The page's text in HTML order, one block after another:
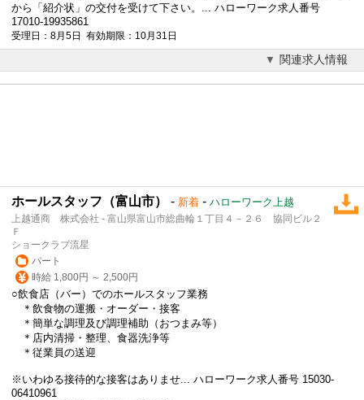
から「紹介状」の交付を受けて下さい。... ハローワーク求人番号
17010-19935861
受理日：8月5日 有効期限：10月31日
関連求人情報
ホールスタッフ（富山市） - 新着 - ハローワーク上越
上越通商 株式会社 - 富山県富山市総曲輪１丁目４－２６ 協同ビル２
Ｆ
ショークラブ流星
パート
時給 1,800円 ～ 2,500円
○飲食店（バー）でのホールスタッフ業務
＊飲食物の運搬・オーダー・接客
＊簡単な調理及び調理補助 （おつまみ等）
＊店内清掃・整理、食器洗浄等
＊従業員の送迎
※いわゆる接待的な接客はありませ... ハローワーク求人番号 15030-
06410961